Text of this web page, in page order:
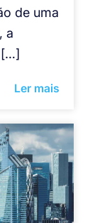
de uma
a
[…]
Ler mais